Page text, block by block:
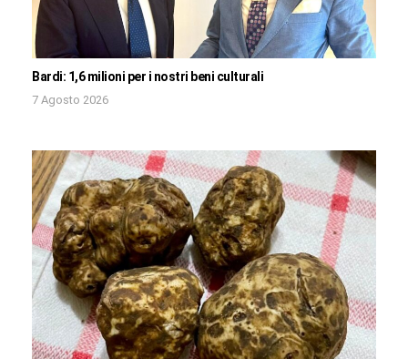
Bardi: 1,6 milioni per i nostri beni culturali
7 Agosto 2026